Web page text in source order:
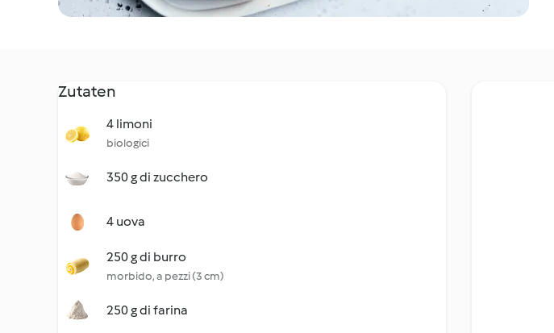
Zutaten
4 limoni
biologici
350 g di zucchero
4 uova
250 g di burro
morbido, a pezzi (3 cm)
250 g di farina